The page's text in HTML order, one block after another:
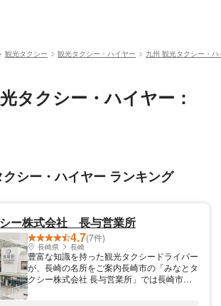
観光タクシー 観光タクシー・ハイヤー 九州 観光タクシー・ハ
タクシー・ハイヤー：
シー・ハイヤー ランキング
ー株式会社 長与営業所
4.7(7件)
長崎県 長崎
豊富な知識を持った観光タクシードライバー
が、長崎の名所をご案内長崎市の「みなとタ
クシー株式会社 長与営業所」では長崎市内